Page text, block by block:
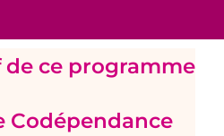
de ce programme
Codépendance